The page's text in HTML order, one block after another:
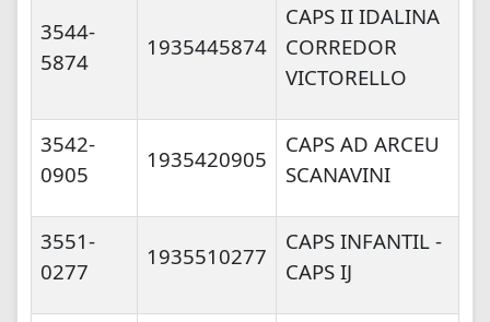
3544-
5874
1935445874
CAPS II IDALINA
CORREDOR
VICTORELLO
3542-
0905
1935420905
CAPS AD ARCEU
SCANAVINI
3551-
0277
1935510277
CAPS INFANTIL -
CAPS IJ